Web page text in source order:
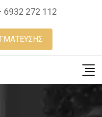
6932 272 112